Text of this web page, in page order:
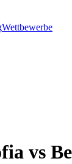
Wettbewerbe
vs